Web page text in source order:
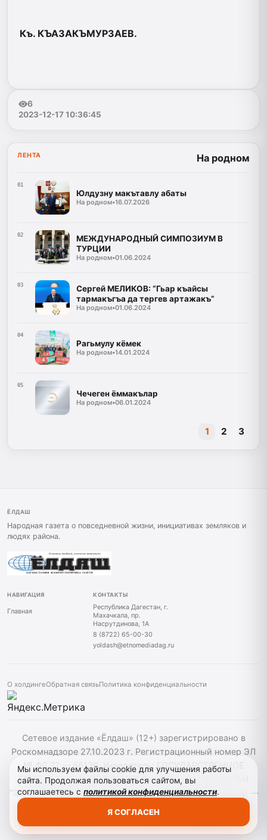
Къ. КЪАЗАКЪМУРЗАЕВ.
6
2023-12-17 10:36:45
ЛЕНТА На родном
01
Юлдузну макътавлу абаты
На родном•16.07.2026
02
МЕЖДУНАРОДНЫЙ СИМПОЗИУМ В
ТУРЦИИ
На родном•01.06.2024
03
Сергей МЕЛИКОВ: “Гьар къайсы
тармакъгъа да тергев артажакъ”
На родном•01.06.2024
04
Рагьмулу кёмек
На родном•14.01.2024
05
Чечеген ёммакълар
На родном•06.01.2024
1 2 3
ЁЛДАШ
Народная газета о повседневной жизни, инициативах земляков и
людях района.
НАВИГАЦИЯ
Главная
КОНТАКТЫ
Республика Дагестан, г.
Махачкала, пр.
Насрутдинова, 1А
8 (8722) 65-00-30
yoldash@etnomediadag.ru
О холдингеОбратная связьПолитика конфиденциальности
Сетевое издание «Ёлдаш» (12+) зарегистрировано в
Роскомнадзоре 27.10.2023 г. Регистрационный номер ЭЛ
№ ФС 77 — 86130. Учредитель: ГОСУДАРСТВЕННОЕ
БЮДЖЕТНОЕ УЧРЕЖДЕНИЕ РЕСПУБЛИКИ ДАГЕСТАН
"ЭТНОМЕДИАХОЛДИНГ "ДАГЕСТАН" главный редактор —
Г. А. Конакбиев. При использовании материалов сайта
Мы используем файлы cookie для улучшения работы
сайта. Продолжая пользоваться сайтом, вы
соглашаетесь с политикой конфиденциальности.
Я СОГЛАСЕН